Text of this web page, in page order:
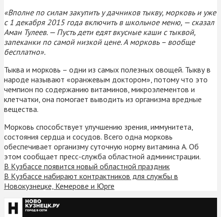
«Вполне по силам закупить у дачников тыкву, морковь и уже
с 1 декабря 2015 года включить в школьное меню, — сказал
Аман Тулеев. — Пусть дети едят вкусные каши с тыквой,
запеканки по самой низкой цене. А морковь – вообще
бесплатно».
Тыква и морковь – одни из самых полезных овощей. Тыкву в
народе называют «оранжевым доктором», потому что это
чемпион по содержанию витаминов, микроэлементов и
клетчатки, она помогает выводить из организма вредные
вещества.
Морковь способствует улучшению зрения, иммунитета,
состояния сердца и сосудов. Всего одна морковь
обеспечивает организму суточную норму витамина А. Об
этом сообщает пресс-служба областной администрации.
В Кузбассе появится новый областной праздник
В Кузбассе набирают контрактников для службы в
Новокузнецке, Кемерове и Юрге